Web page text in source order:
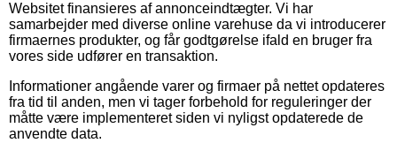
Websitet finansieres af annonceindtægter. Vi har
samarbejder med diverse online varehuse da vi introducerer
firmaernes produkter, og får godtgørelse ifald en bruger fra
vores side udfører en transaktion.
Informationer angående varer og firmaer på nettet opdateres
fra tid til anden, men vi tager forbehold for reguleringer der
måtte være implementeret siden vi nyligst opdaterede de
anvendte data.